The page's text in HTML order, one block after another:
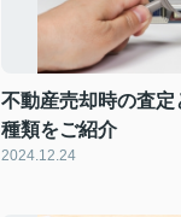
不動産売却時の査
種類をご紹介
2024.12.24